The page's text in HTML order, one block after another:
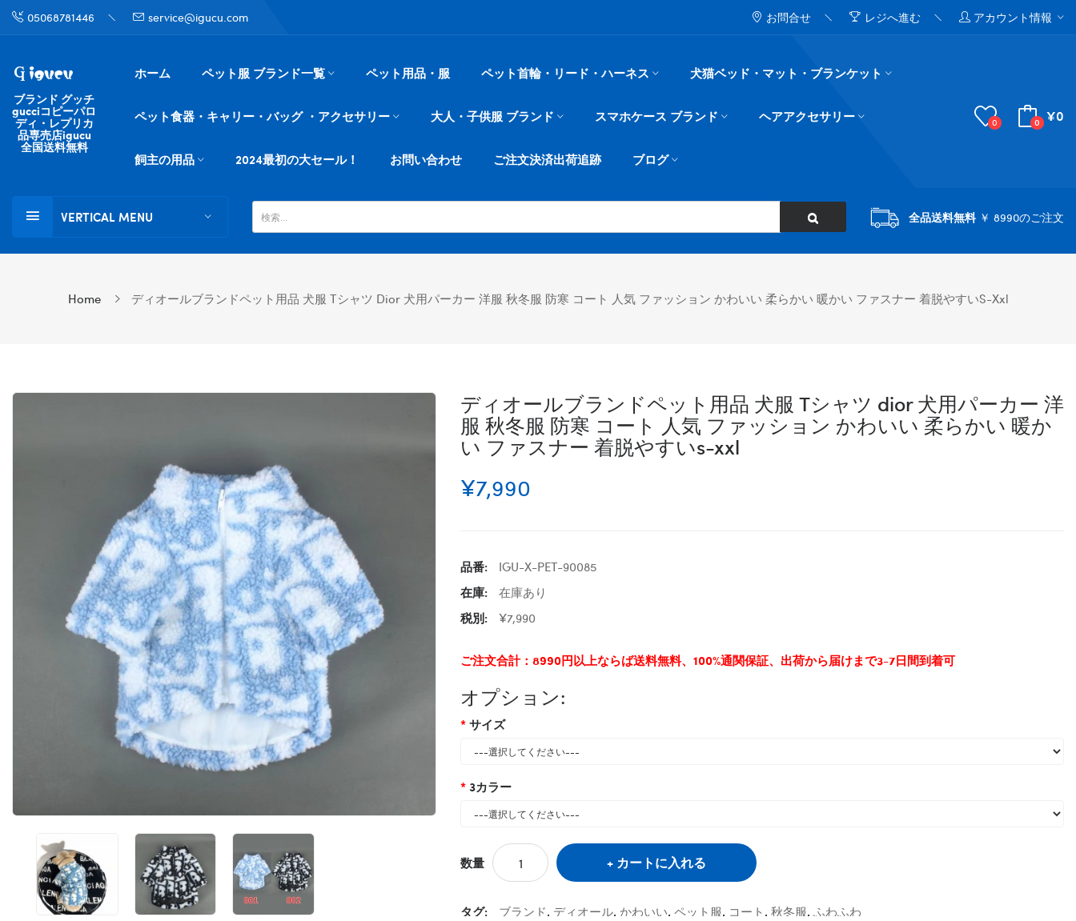
05068781446 service@igucu.com お問合せ レジへ進む アカウント情報
ブランド グッチ
gucciコピーパロ
ディ・レプリカ
品専売店igucu
全国送料無料
ホーム ペット服 ブランド一覧 ペット用品・服 ペット首輪・リード・ハーネス 犬猫ベッド・マット・ブランケット
ペット食器・キャリー・バッグ ・アクセサリー 大人・子供服 ブランド スマホケース ブランド ヘアアクセサリー
飼主の用品 2024最初の大セール！ お問い合わせ ご注文決済出荷追跡 ブログ
0 0 ¥0
VERTICAL MENU 全品送料無料￥ 8990のご注文
Home ディオールブランドペット用品 犬服 Tシャツ Dior 犬用パーカー 洋服 秋冬服 防寒 コート 人気 ファッション かわいい 柔らかい 暖かい ファスナー 着脱やすいs-Xxl
ディオールブランドペット用品 犬服 Tシャツ dior 犬用パーカー 洋
服 秋冬服 防寒 コート 人気 ファッション かわいい 柔らかい 暖か
い ファスナー 着脱やすいs-xxl
¥7,990
品番:
IGU-X-PET-90085
在庫:
在庫あり
税別:
¥7,990
ご注文合計：8990円以上ならば送料無料、100%通関保証、出荷から届けまで3-7日間到着可
オプション:
サイズ
3カラー
数量 カートに入れる
タグ: ブランド, ディオール, かわいい, ペット服, コート , 秋冬服, ふわふわ